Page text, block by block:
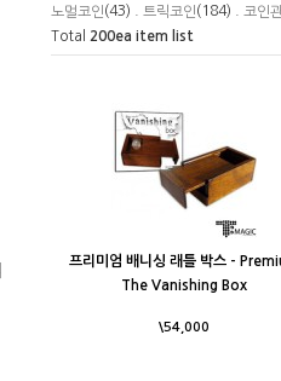
노멀코인(43) . 트릭코인(184) . 코인
Total
200ea item list
프리미엄 배니싱 래틀 박스 -
The Vanishing Box
\54,000